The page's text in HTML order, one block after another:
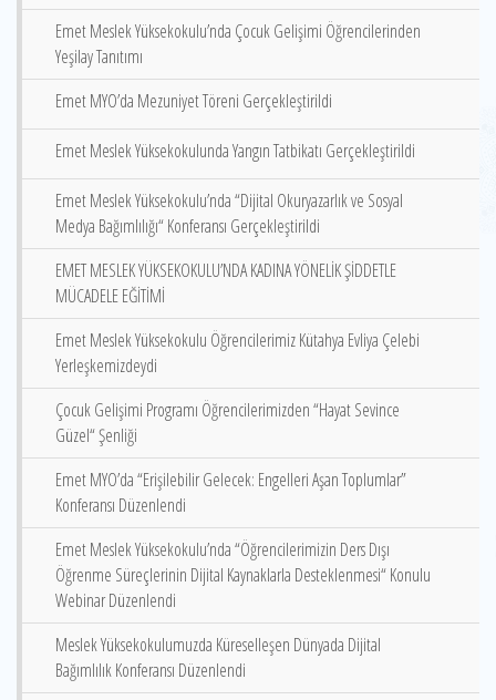
Emet Meslek Yüksekokulu’nda Çocuk Gelişimi Öğrencilerinden
Yeşilay Tanıtımı
Emet MYO’da Mezuniyet Töreni Gerçekleştirildi
Emet Meslek Yüksekokulunda Yangın Tatbikatı Gerçekleştirildi
Emet Meslek Yüksekokulu’nda “Dijital Okuryazarlık ve Sosyal
Medya Bağımlılığı“ Konferansı Gerçekleştirildi
EMET MESLEK YÜKSEKOKULU’NDA KADINA YÖNELİK ŞİDDETLE
MÜCADELE EĞİTİMİ
Emet Meslek Yüksekokulu Öğrencilerimiz Kütahya Evliya Çelebi
Yerleşkemizdeydi
Çocuk Gelişimi Programı Öğrencilerimizden “Hayat Sevince
Güzel“ Şenliği
Emet MYO’da “Erişilebilir Gelecek: Engelleri Aşan Toplumlar”
Konferansı Düzenlendi
Emet Meslek Yüksekokulu’nda “Öğrencilerimizin Ders Dışı
Öğrenme Süreçlerinin Dijital Kaynaklarla Desteklenmesi“ Konulu
Webinar Düzenlendi
Meslek Yüksekokulumuzda Küreselleşen Dünyada Dijital
Bağımlılık Konferansı Düzenlendi